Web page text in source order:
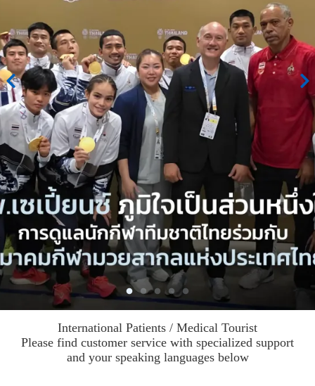
International Patients / Medical Tourist
Please find customer service with specialized support
and your speaking languages below